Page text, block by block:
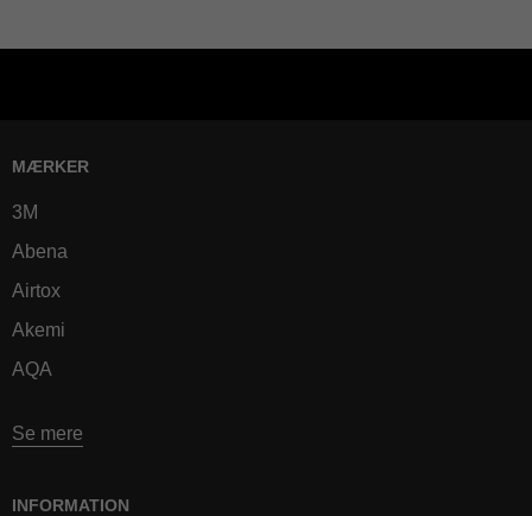
MÆRKER
3M
Abena
Airtox
Akemi
AQA
Se mere
INFORMATION